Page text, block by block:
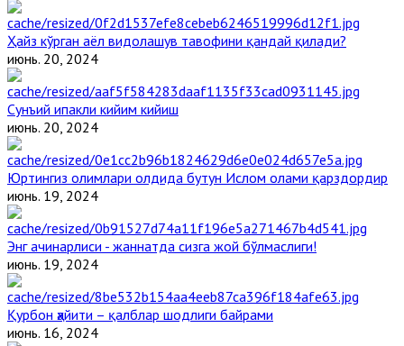
Ҳайз кўрган аёл видолашув тавофини қандай қилади?
июнь. 20, 2024
Сунъий ипакли кийим кийиш
июнь. 20, 2024
Юртингиз олимлари олдида бутун Ислом олами қарздордир
июнь. 19, 2024
Энг ачинарлиси - жаннатда сизга жой бўлмаслиги!
июнь. 19, 2024
Қурбон ҳайити – қалблар шодлиги байрами
июнь. 16, 2024